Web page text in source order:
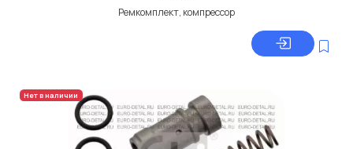
Ремкомплект, компрессор
Нет в наличии